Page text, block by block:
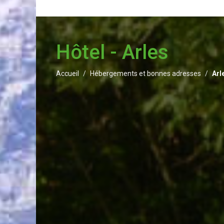
Hôtel - Arles
Accueil Hébergements et bonnes adresses